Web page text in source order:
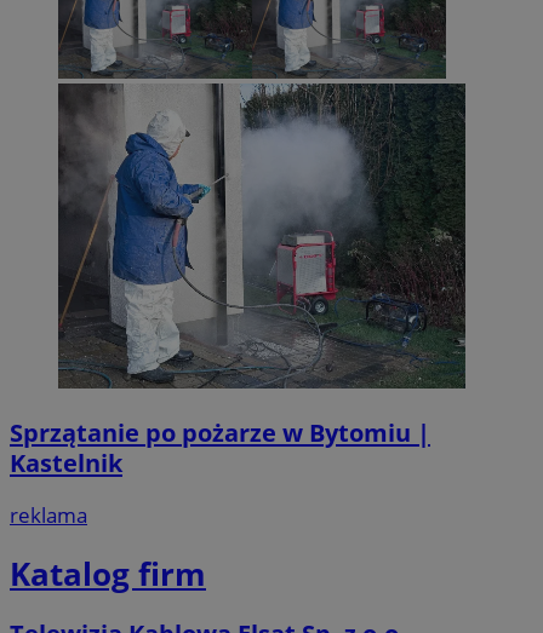
Sprzątanie po pożarze w Bytomiu |
Kastelnik
reklama
Katalog firm